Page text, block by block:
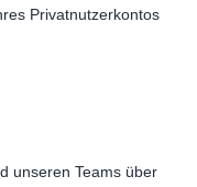
Privatnutzerkontos
unseren Teams über